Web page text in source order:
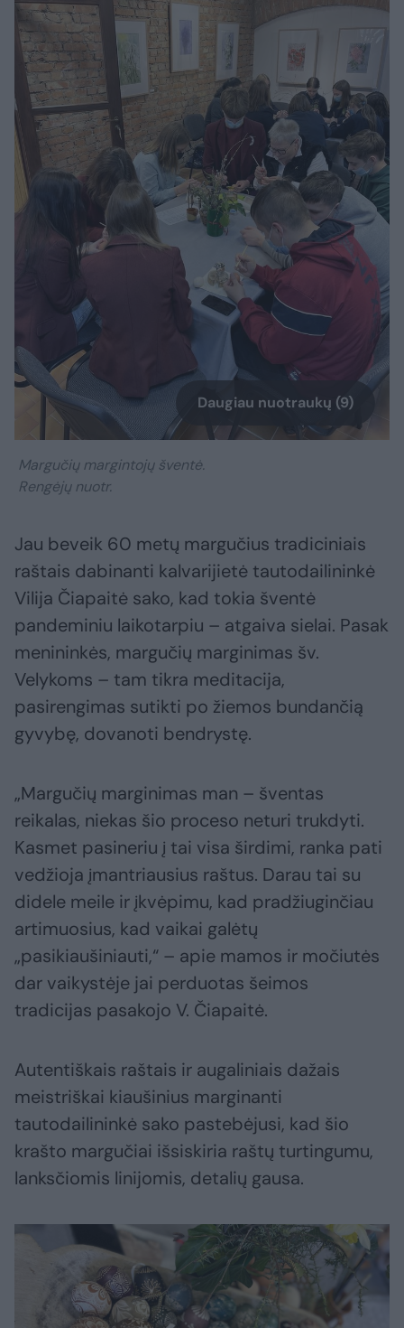
Daugiau nuotraukų (9)
Margučių margintojų šventė.
Rengėjų nuotr.
Jau beveik 60 metų margučius tradiciniais
raštais dabinanti kalvarijietė tautodailininkė
Vilija Čiapaitė sako, kad tokia šventė
pandeminiu laikotarpiu – atgaiva sielai. Pasak
menininkės, margučių marginimas šv.
Velykoms – tam tikra meditacija,
pasirengimas sutikti po žiemos bundančią
gyvybę, dovanoti bendrystę.
„Margučių marginimas man – šventas
reikalas, niekas šio proceso neturi trukdyti.
Kasmet pasineriu į tai visa širdimi, ranka pati
vedžioja įmantriausius raštus. Darau tai su
didele meile ir įkvėpimu, kad pradžiuginčiau
artimuosius, kad vaikai galėtų
„pasikiaušiniauti,“ – apie mamos ir močiutės
dar vaikystėje jai perduotas šeimos
tradicijas pasakojo V. Čiapaitė.
Autentiškais raštais ir augaliniais dažais
meistriškai kiaušinius marginanti
tautodailininkė sako pastebėjusi, kad šio
krašto margučiai išsiskiria raštų turtingumu,
lanksčiomis linijomis, detalių gausa.